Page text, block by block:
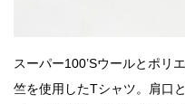
スーパー100’Sウールとポリ
竺を使用したTシャツ。肩口